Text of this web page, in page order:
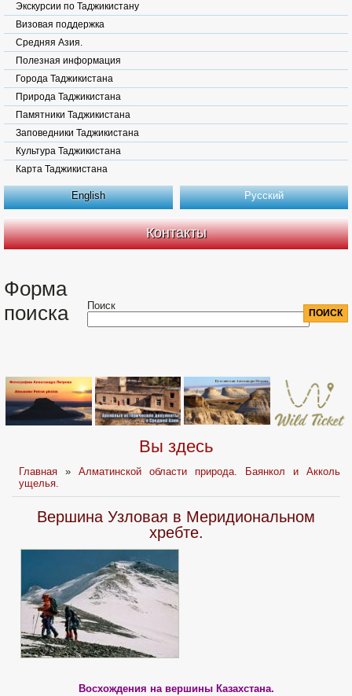
Экскурсии по Таджикистану
Визовая поддержка
Средняя Азия.
Полезная информация
Города Таджикистана
Природа Таджикистана
Памятники Таджикистана
Заповедники Таджикистана
Культура Таджикистана
Карта Таджикистана
English Русский
Контакты
Форма
поиска
Поиск
Вы здесь
Главная »Алматинской области природа. Баянкол и Акколь
ущелья.
Вершина Узловая в Меридиональном
хребте.
Восхождения на вершины Казахстана.